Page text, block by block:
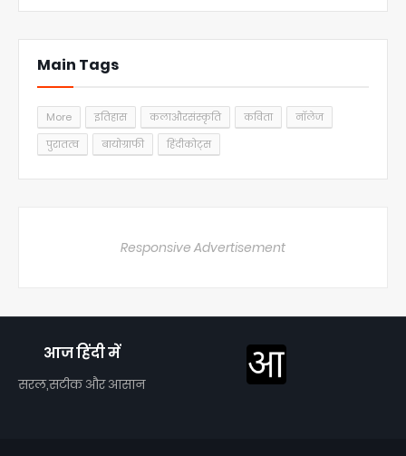
Main Tags
More इतिहास कलाऔरसंस्कृति कविता
नॉलेज
पुरातत्व
बायोग्राफी हिंदीकोट्स
Responsive Advertisement
आज हिंदी में
सरल,सटीक और आसान